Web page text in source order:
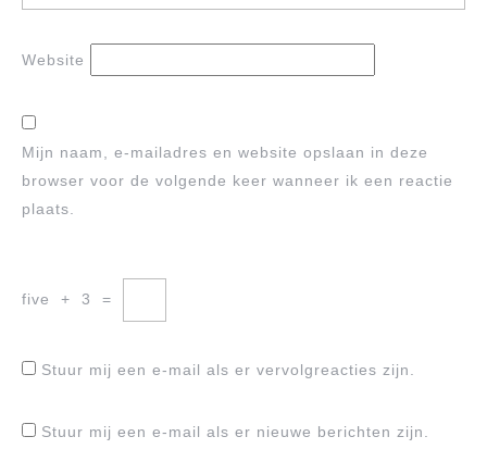
Website
Mijn naam, e-mailadres en website opslaan in deze
browser voor de volgende keer wanneer ik een reactie
plaats.
five + 3 =
Stuur mij een e-mail als er vervolgreacties zijn.
Stuur mij een e-mail als er nieuwe berichten zijn.